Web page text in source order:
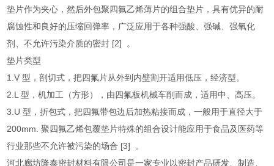
垫片作为夹心，然后外包聚四氟乙烯薄片的组合垫片，具有优异的耐
腐蚀性和良好的压缩回弹率，广泛应用于各种强酸、强碱、强氧化
剂、不允许污染介质的密封 [2] 。
垫片类型
1.V 型，剖切式，把四氟片从外到内壁割开适用低压，经济型。
2.L 型，机加工（方形），由四氟板机械车削而成，适用中、高压。
3.U 型，折包式，把四氟带包边后加热粘接而成，一般用于直径大于
200mm. 聚四氟乙烯包覆垫片特殊的组合设计能应用于食品及医药等
行业那些不允许被污染的场合 [3] 。
河北廊坊隆泰密封材料有限公司是一家专业以密封产品研发、制造、